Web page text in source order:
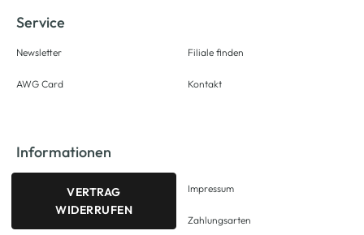
Service
Newsletter
AWG Card
Filiale finden
Kontakt
Informationen
VERTRAG
WIDERRUFEN
Impressum
Zahlungsarten